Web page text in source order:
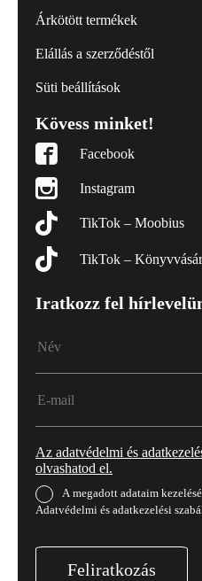
Árkötött termékek
Elállás a szerződéstől
Süti beállítások
Kövess minket!
Facebook
Instagram
TikTok – Moobius
TikTok –
Iratkozz fel
Az adatvédelmi és
olvashatod el.
A megadott adataim
Feliratkozás